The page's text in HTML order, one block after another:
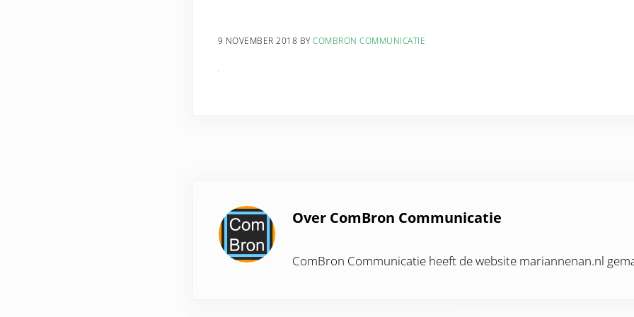
9 NOVEMBER 2018 BYCOMBRON COMMUNICATIE
Over ComBron Communicatie
ComBron Communicatie heeft de website mariannenan.nl